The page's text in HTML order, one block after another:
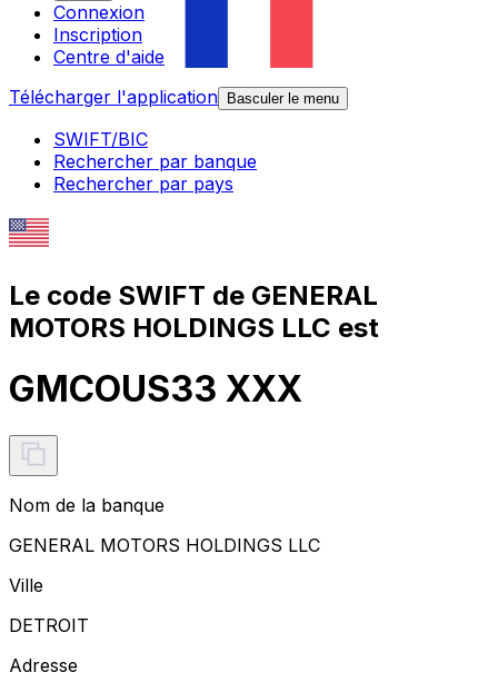
Connexion
Inscription
Centre d'aide
Télécharger l'application
Basculer le menu
SWIFT/BIC
Rechercher par banque
Rechercher par pays
Le code SWIFT de GENERAL
MOTORS HOLDINGS LLC est
GMCOUS33 XXX
Nom de la banque
GENERAL MOTORS HOLDINGS LLC
Ville
DETROIT
Adresse